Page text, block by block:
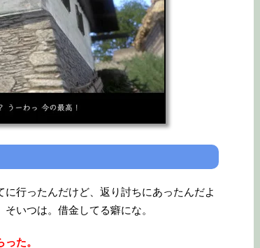
行ったんだけど、返り討ちにあったんだよ
いつは。借金してる癖にな。
た。